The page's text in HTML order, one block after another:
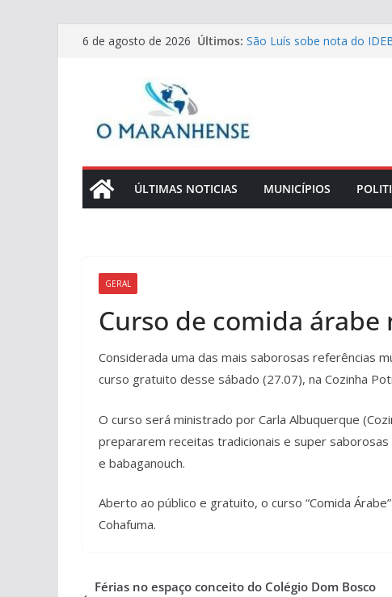
Pular6 de agosto de 2026 Últimos: São Luís sobe nota do
Odontológicas da
especializada
para juiz substituto
Projeto do PopRuaJud
ÚLTIMAS NOTICIAS MUNICÍPIOS
GERAL
Curso de comida
Considerada uma das mais saborosas referências
curso gratuito desse sábado (27.07), na Cozinha
O curso será ministrado por Carla Albuquerque
prepararem receitas tradicionais e super
e babaganouch.
Aberto ao público e gratuito, o curso “Comida
Cohafuma.
Férias no espaço conceito do Colégio Dom Bosco